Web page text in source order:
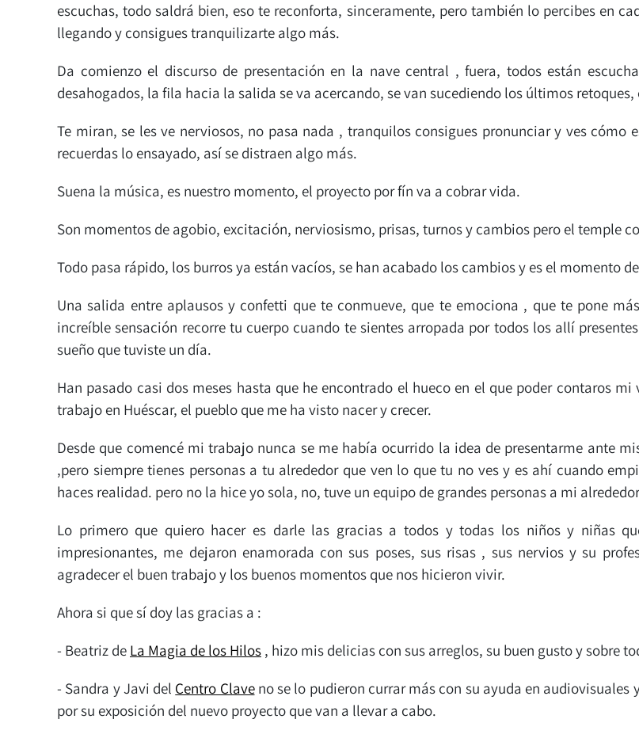
escuchas, todo saldrá bien, eso te reconforta, sinceramente, pero también lo percibes en
llegando y consigues tranquilizarte algo más.
Da comienzo el discurso de presentación en la nave central , fuera, todos están
desahogados, la fila hacia la salida se va acercando, se van sucediendo los últimos
Te miran, se les ve nerviosos, no pasa nada , tranquilos consigues pronunciar y ves cómo
recuerdas lo ensayado, así se distraen algo más.
Suena la música, es nuestro momento, el proyecto por fín va a cobrar vida.
Son momentos de agobio, excitación, nerviosismo, prisas, turnos y cambios pero el temple
Todo pasa rápido, los burros ya están vacíos, se han acabado los cambios y es el momento
Una salida entre aplausos y confetti que te conmueve, que te emociona , que te pone
increíble sensación recorre tu cuerpo cuando te sientes arropada por todos los allí
sueño que tuviste un día.
Han pasado casi dos meses hasta que he encontrado el hueco en el que poder contaros
trabajo en Huéscar, el pueblo que me ha visto nacer y crecer.
Desde que comencé mi trabajo nunca se me había ocurrido la idea de presentarme ante
,pero siempre tienes personas a tu alrededor que ven lo que tu no ves y es ahí cuando
haces realidad. pero no la hice yo sola, no, tuve un equipo de grandes personas a mi
Lo primero que quiero hacer es darle las gracias a todos y todas los niños y niñas
impresionantes, me dejaron enamorada con sus poses, sus risas , sus nervios y su
agradecer el buen trabajo y los buenos momentos que nos hicieron vivir.
Ahora si que sí doy las gracias a :
- Beatriz de La Magia de los Hilos , hizo mis delicias con sus arreglos, su buen gusto y sobre
- Sandra y Javi del Centro Claveno se lo pudieron currar más con su ayuda en
por su exposición del nuevo proyecto que van a llevar a cabo.